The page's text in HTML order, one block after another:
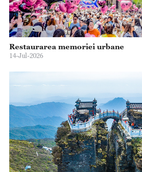
Restaurarea memoriei urbane
14-Jul-2026